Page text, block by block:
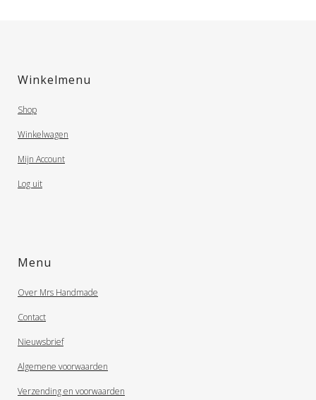
Winkelmenu
Shop
Winkelwagen
Mijn Account
Log uit
Menu
Over Mrs Handmade
Contact
Nieuwsbrief
Algemene voorwaarden
Verzending en voorwaarden